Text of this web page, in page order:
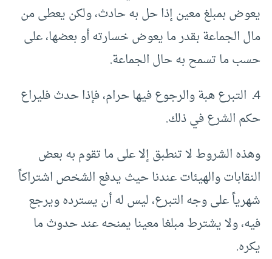
يعوض بمبلغ معين إذا حل به حادث، ولكن يعطى من
مال الجماعة بقدر ما يعوض خسارته أو بعضها، على
حسب ما تسمح به حال الجماعة.
4ـ التبرع هبة والرجوع فيها حرام، فإذا حدث فليراع
حكم الشرع في ذلك.
وهذه الشروط لا تنطبق إلا على ما تقوم به بعض
النقابات والهيئات عندنا حيث يدفع الشخص اشتراكاً
شهرياً على وجه التبرع، ليس له أن يسترده ويرجع
فيه، ولا يشترط مبلغا معينا يمنحه عند حدوث ما
يكره.